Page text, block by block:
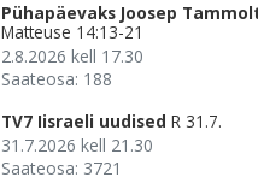
Pühapäevaks Joosep
Matteuse 14:13-21
2.8.2026 kell 17.30
Saateosa: 188
TV7 Iisraeli uudised R 31.7.
31.7.2026 kell 21.30
Saateosa: 3721